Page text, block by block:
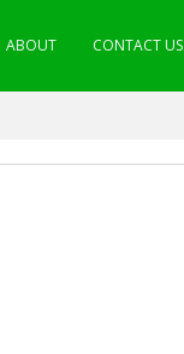
ABOUT CONTACT US